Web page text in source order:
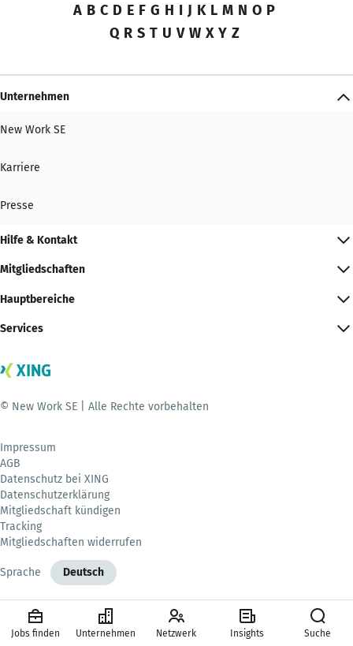
A B C D E F G H I J K L M N O P
Q R S T U V W X Y Z
Unternehmen
New Work SE
Karriere
Presse
Hilfe & Kontakt
Mitgliedschaften
Hauptbereiche
Services
© New Work SE | Alle Rechte vorbehalten
Impressum
AGB
Datenschutz bei XING
Datenschutzerklärung
Mitgliedschaft kündigen
Tracking
Mitgliedschaften widerrufen
Sprache Deutsch
Jobs finden Unternehmen Netzwerk Insights Suche